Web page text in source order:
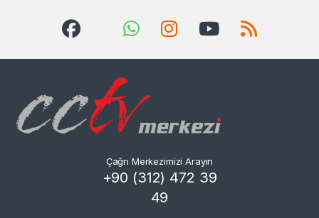
Çağrı Merkezimizi Arayın
+90 (312) 472 39
49